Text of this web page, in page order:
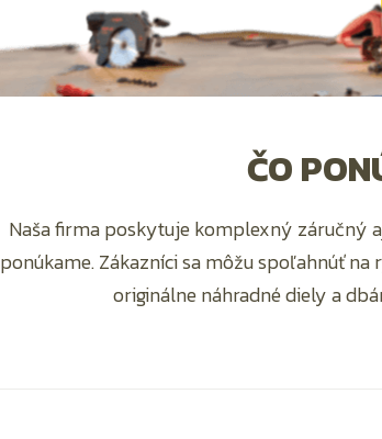
ČO
Naša firma poskytuje komplexný záručný
ponúkame. Zákazníci sa môžu spoľahnúť
originálne náhradné diely a